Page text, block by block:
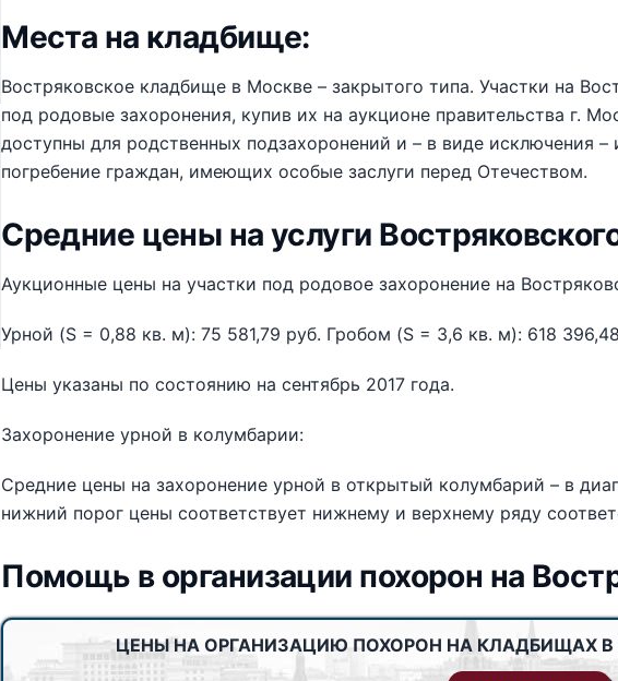
Места на кладбище:
Востряковское кладбище в Москве – закрытого типа. Участки на
под родовые захоронения, купив их на аукционе правительства г.
доступны для родственных подзахоронений и – в виде исключения
погребение граждан, имеющих особые заслуги перед Отечеством.
Средние цены на услуги
Аукционные цены на участки под родовое захоронение на
Урной (S = 0,88 кв. м): 75 581,79 руб. Гробом (S = 3,6 кв. м): 618
Цены указаны по состоянию на сентябрь 2017 года.
Захоронение урной в колумбарии:
Средние цены на захоронение урной в открытый колумбарий – в
нижний порог цены соответствует нижнему и верхнему ряду
Помощь в организации похорон на
ЦЕНЫ НА ОРГАНИЗАЦИЮ ПОХОРОН НА КЛАДБИЩАХ